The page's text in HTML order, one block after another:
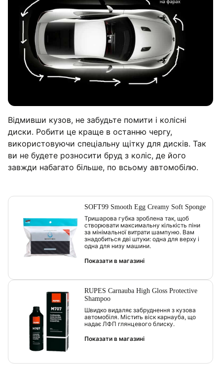
Відмивши кузов, не забудьте помити і колісні
диски. Робити це краще в останню чергу,
використовуючи спеціальну щітку для дисків. Так
ви не будете розносити бруд з коліс, де його
завжди набагато більше, по всьому автомобілю.
SOFT99 Smooth Egg Creamy Soft Sponge
Тришарова губка зроблена так, щоб
створювати максимальну кількість піни
за мінімальної витрати шампуню. Вам
знадобиться дві штуки: одна для верху і
одна для низу машини.
Показати в магазині
RUPES Carnauba High Gloss Protective
Shampoo
Швидко видаляє забруднення з кузова
автомобіля. Містить віск карнауба, що
надає ЛФП глянцевого блиску.
Показати в магазині